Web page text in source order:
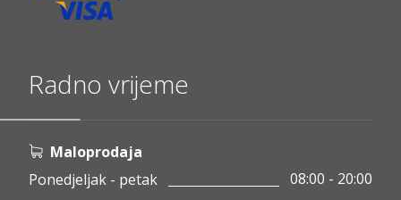
Radno vrijeme
Maloprodaja
Ponedjeljak - petak
08:00 - 20:00